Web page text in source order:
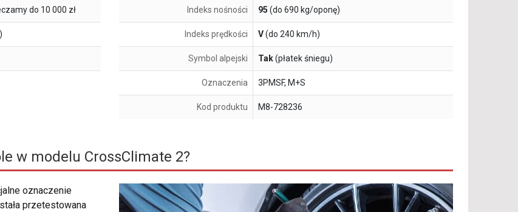
do 10 000 zł Indeks nośności 95 (do 690 kg/oponę)
Indeks prędkości V(do 240 km/h)
Symbol alpejski Tak(płatek śniegu)
Oznaczenia 3PMSF, M+S
Kod produktu M8-728236
w modelu CrossClimate 2?
oznaczenie
przetestowana